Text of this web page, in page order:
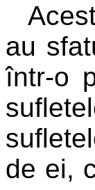
au
într-o
de ei,